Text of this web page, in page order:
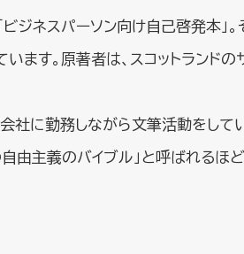
ジネスパーソン向け自己啓発本」
ます。原著者は、スコットランド
会社に勤務しながら文筆活動をし
自由主義のバイブル」と呼ばれるほ